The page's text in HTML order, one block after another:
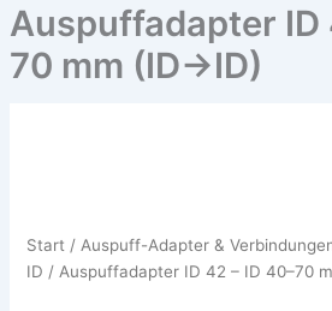
Auspuffadapter ID
70 mm (ID→ID)
Start / Auspuff-Adapter &
ID / Auspuffadapter ID 42 – ID 40–70
ID
40–